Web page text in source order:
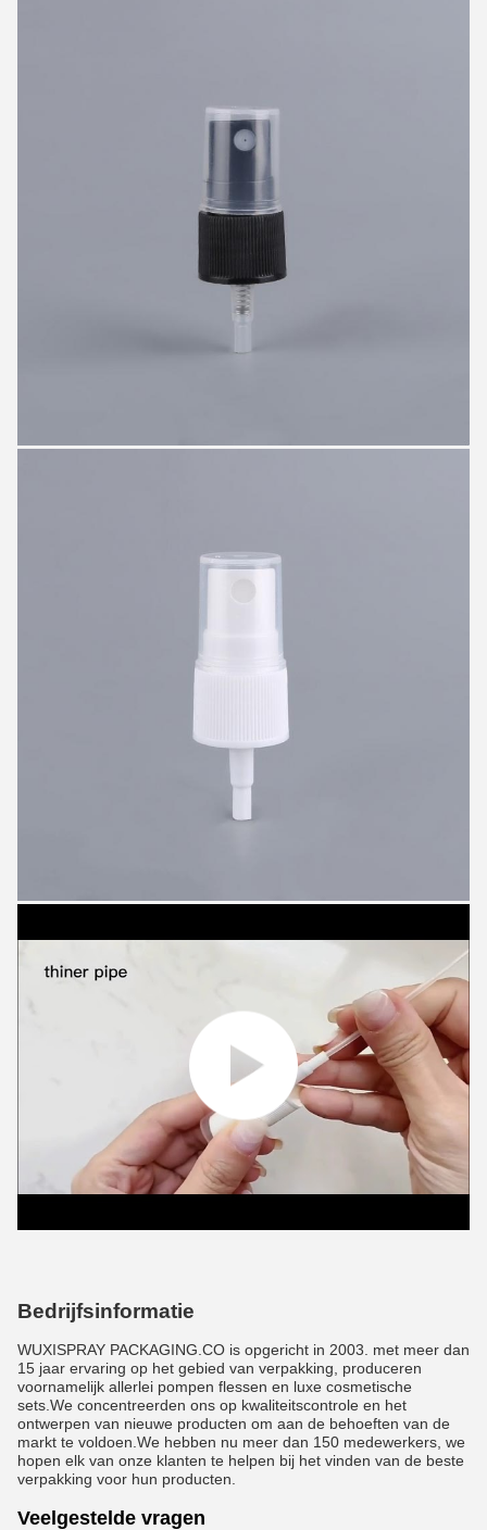
Bedrijfsinformatie
WUXISPRAY PACKAGING.CO is opgericht in 2003. met meer dan
15 jaar ervaring op het gebied van verpakking, produceren
voornamelijk allerlei pompen flessen en luxe cosmetische
sets.We concentreerden ons op kwaliteitscontrole en het
ontwerpen van nieuwe producten om aan de behoeften van de
markt te voldoen.We hebben nu meer dan 150 medewerkers, we
hopen elk van onze klanten te helpen bij het vinden van de beste
verpakking voor hun producten.
Veelgestelde vragen